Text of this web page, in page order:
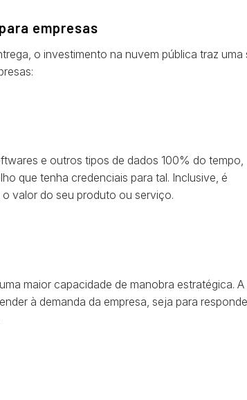
empresas
o investimento na nuvem pública traz uma
e outros tipos de dados 100% do tempo,
que tenha credenciais para tal. Inclusive, é
valor do seu produto ou serviço.
maior capacidade de manobra estratégica. A
à demanda da empresa, seja para